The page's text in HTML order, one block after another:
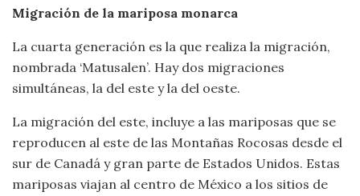
Migración de la mariposa monarca
La cuarta generación es la que realiza la migración,
nombrada ‘Matusalen’. Hay dos migraciones
simultáneas, la del este y la del oeste.
La migración del este, incluye a las mariposas que se
reproducen al este de las Montañas Rocosas desde el
sur de Canadá y gran parte de Estados Unidos. Estas
mariposas viajan al centro de México a los sitios de